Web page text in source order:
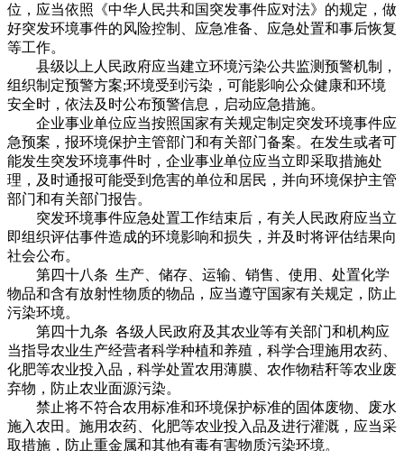
位，应当依照《中华人民共和国突发事件应对法》的规定，做
好突发环境事件的风险控制、应急准备、应急处置和事后恢复
等工作。
县级以上人民政府应当建立环境污染公共监测预警机制，
组织制定预警方案;环境受到污染，可能影响公众健康和环境
安全时，依法及时公布预警信息，启动应急措施。
企业事业单位应当按照国家有关规定制定突发环境事件应
急预案，报环境保护主管部门和有关部门备案。在发生或者可
能发生突发环境事件时，企业事业单位应当立即采取措施处
理，及时通报可能受到危害的单位和居民，并向环境保护主管
部门和有关部门报告。
突发环境事件应急处置工作结束后，有关人民政府应当立
即组织评估事件造成的环境影响和损失，并及时将评估结果向
社会公布。
第四十八条 生产、储存、运输、销售、使用、处置化学
物品和含有放射性物质的物品，应当遵守国家有关规定，防止
污染环境。
第四十九条 各级人民政府及其农业等有关部门和机构应
当指导农业生产经营者科学种植和养殖，科学合理施用农药、
化肥等农业投入品，科学处置农用薄膜、农作物秸秆等农业废
弃物，防止农业面源污染。
禁止将不符合农用标准和环境保护标准的固体废物、废水
施入农田。施用农药、化肥等农业投入品及进行灌溉，应当采
取措施，防止重金属和其他有毒有害物质污染环境。